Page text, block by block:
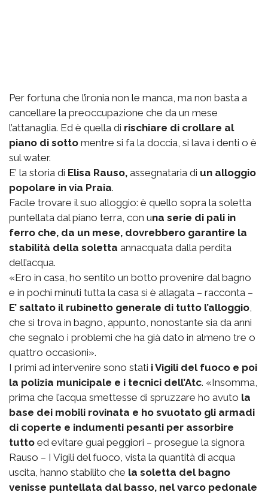
Per fortuna che l’ironia non le manca, ma non basta a
cancellare la preoccupazione che da un mese
l’attanaglia. Ed è quella di rischiare di crollare al
piano di sotto mentre si fa la doccia, si lava i denti o è
sul water.
E’ la storia di Elisa Rauso, assegnataria di un alloggio
popolare in via Praia.
Facile trovare il suo alloggio: è quello sopra la soletta
puntellata dal piano terra, con una serie di pali in
ferro che, da un mese, dovrebbero garantire la
stabilità della soletta annacquata dalla perdita
dell’acqua.
«Ero in casa, ho sentito un botto provenire dal bagno
e in pochi minuti tutta la casa si è allagata – racconta –
E’ saltato il rubinetto generale di tutto l’alloggio,
che si trova in bagno, appunto, nonostante sia da anni
che segnalo i problemi che ha già dato in almeno tre o
quattro occasioni».
I primi ad intervenire sono stati i Vigili del fuoco e poi
la polizia municipale e i tecnici dell’Atc. «Insomma,
prima che l’acqua smettesse di spruzzare ho avuto la
base dei mobili rovinata e ho svuotato gli armadi
di coperte e indumenti pesanti per assorbire
tutto ed evitare guai peggiori – prosegue la signora
Rauso – I Vigili del fuoco, vista la quantità di acqua
uscita, hanno stabilito che la soletta del bagno
venisse puntellata dal basso, nel varco pedonale